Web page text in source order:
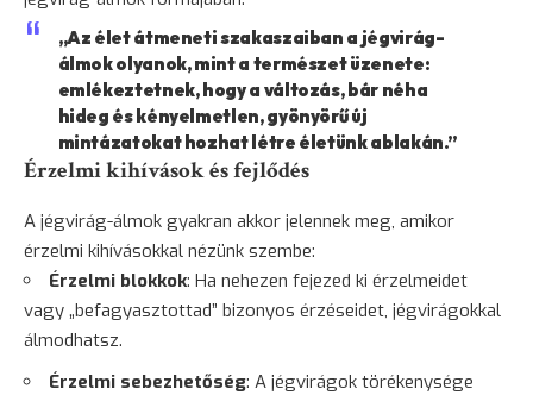
„Az élet átmeneti szakaszaiban a jégvirág-
álmok olyanok, mint a természet üzenete:
emlékeztetnek, hogy a változás, bár néha
hideg és kényelmetlen, gyönyörű új
mintázatokat hozhat létre életünk ablakán.”
Érzelmi kihívások és fejlődés
A jégvirág-álmok gyakran akkor jelennek meg, amikor
érzelmi kihívásokkal nézünk szembe:
Érzelmi blokkok: Ha nehezen fejezed ki érzelmeidet
vagy „befagyasztottad” bizonyos érzéseidet, jégvirágokkal
álmodhatsz.
Érzelmi sebezhetőség: A jégvirágok törékenysége